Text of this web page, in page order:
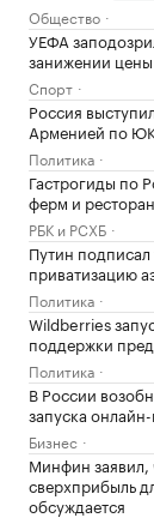
Общество
УЕФА
занижении
Спорт
Россия
Арменией по
Политика
Гастрогиды по
ферм и
РБК и РСХБ
Путин
приватизацию
Политика
Wildberries
поддержки
Политика
В России
запуска
Бизнес
Минфин заявил,
сверхприбыль
обсуждается